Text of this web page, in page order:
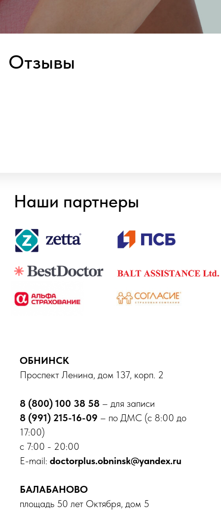
ОБНИНСК
Проспект Ленина, дом 137, корп. 2
8 (800) 100 38 58 – для записи
8 (991) 215-16-09 – по ДМС (с 8:00 до
17:00)
с 7:00 - 20:00
E-mail: doctorplus.obninsk@yandex.ru
БАЛАБАНОВО
площадь 50 лет Октября, дом 5